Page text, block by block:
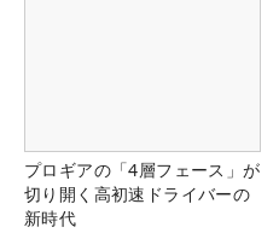
プロギアの「4層フェース」が
切り開く高初速ドライバーの
新時代